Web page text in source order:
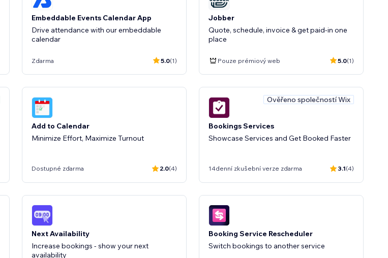
Embeddable Events Calendar App
Drive attendance with our embeddable
calendar
Zdarma 5.0(1)
Jobber
Quote, schedule, invoice & get paid-in one
place
Pouze prémiový web 5.0(1)
Add to Calendar
Minimize Effort, Maximize Turnout
Dostupné zdarma 2.0(4)
Ověřeno společností Wix
Bookings Services
Showcase Services and Get Booked Faster
14denní zkušební verze zdarma 3.1(4)
Next Availability
Increase bookings - show your next
availability
Booking Service Rescheduler
Switch bookings to another service